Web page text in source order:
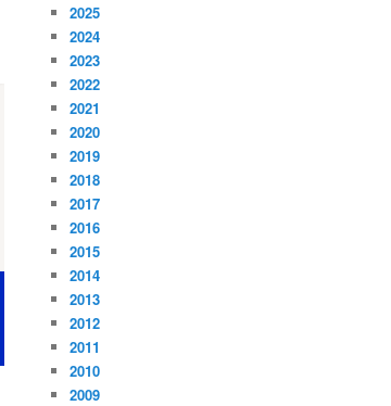
2025
2024
2023
2022
2021
2020
2019
2018
2017
2016
2015
2014
2013
2012
2011
2010
2009